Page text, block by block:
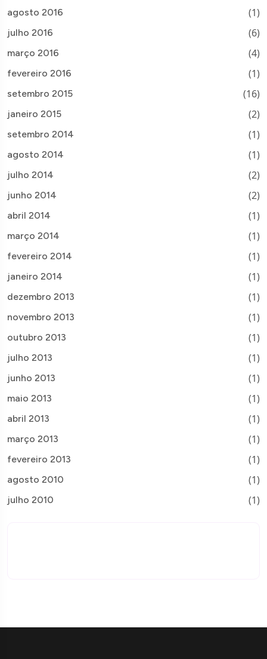
agosto 2016 (1)
julho 2016 (6)
março 2016 (4)
fevereiro 2016 (1)
setembro 2015 (16)
janeiro 2015 (2)
setembro 2014 (1)
agosto 2014 (1)
julho 2014 (2)
junho 2014 (2)
abril 2014 (1)
março 2014 (1)
fevereiro 2014 (1)
janeiro 2014 (1)
dezembro 2013 (1)
novembro 2013 (1)
outubro 2013 (1)
julho 2013 (1)
junho 2013 (1)
maio 2013 (1)
abril 2013 (1)
março 2013 (1)
fevereiro 2013 (1)
agosto 2010 (1)
julho 2010 (1)